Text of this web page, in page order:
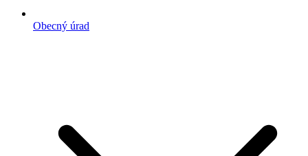
Obecný úrad